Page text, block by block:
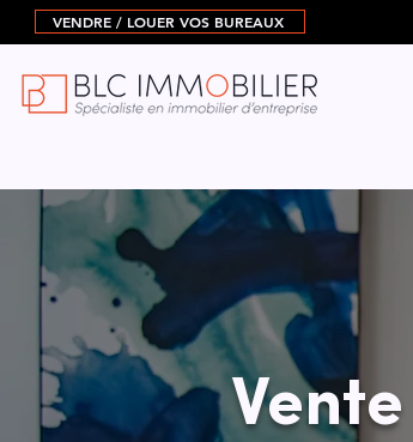
VENDRE / LOUER VOS BUREAUX